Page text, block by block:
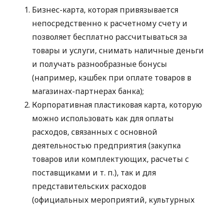
Бизнес-карта, которая привязывается
непосредственно к расчетному счету и
позволяет бесплатно рассчитываться за
товары и услуги, снимать наличные деньги
и получать разнообразные бонусы
(например, кэшбек при оплате товаров в
магазинах-партнерах банка);
Корпоративная пластиковая карта, которую
можно использовать как для оплаты
расходов, связанных с основной
деятельностью предприятия (закупка
товаров или комплектующих, расчеты с
поставщиками и т. п.), так и для
представительских расходов
(официальных мероприятий, культурных